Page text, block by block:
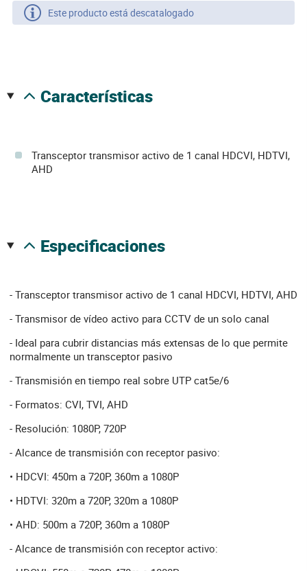
Este producto está descatalogado
características
Transceptor transmisor activo de 1 canal HDCVI, HDTVI,
AHD
especificaciones
- Transceptor transmisor activo de 1 canal HDCVI, HDTVI, AHD
- Transmisor de vídeo activo para CCTV de un solo canal
- Ideal para cubrir distancias más extensas de lo que permite
normalmente un transceptor pasivo
- Transmisión en tiempo real sobre UTP cat5e/6
- Formatos: CVI, TVI, AHD
- Resolución: 1080P, 720P
- Alcance de transmisión con receptor pasivo:
• HDCVI: 450m a 720P, 360m a 1080P
• HDTVI: 320m a 720P, 320m a 1080P
• AHD: 500m a 720P, 360m a 1080P
- Alcance de transmisión con receptor activo: